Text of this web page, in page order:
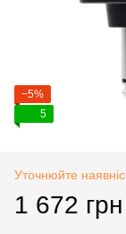
−5%
5
Уточнюйте
1 672 грн